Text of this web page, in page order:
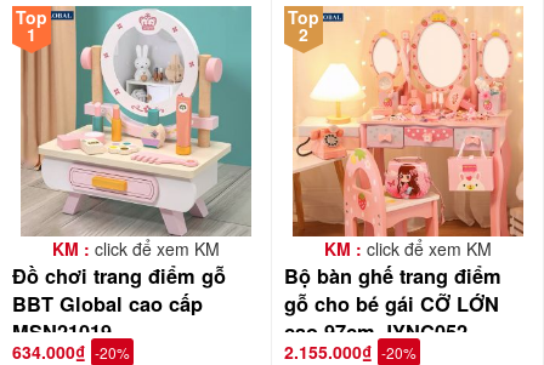
Top
1
KM : click để xem KM
Đồ chơi trang điểm gỗ
BBT Global cao cấp
MSN21019
634.000₫ -20%
Top
2
KM : click để xem KM
Bộ bàn ghế trang điểm
gỗ cho bé gái CỠ LỚN
cao 97cm JYNC052
2.155.000₫ -20%